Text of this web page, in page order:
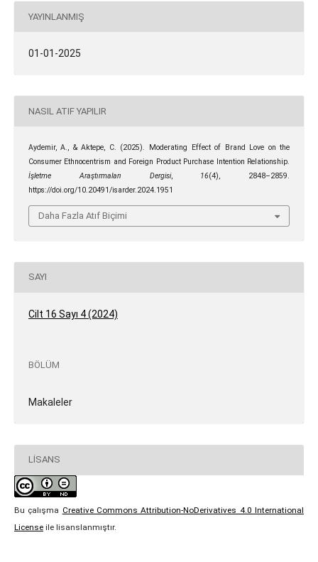
YAYINLANMIŞ
01-01-2025
NASIL ATIF YAPILIR
Aydemir, A., & Aktepe, C. (2025). Moderating Effect of Brand Love on the
Consumer Ethnocentrism and Foreign Product Purchase Intention Relationship.
İşletme Araştırmaları Dergisi, 16(4), 2848–2859.
https://doi.org/10.20491/isarder.2024.1951
Daha Fazla Atıf Biçimi
SAYI
Cilt 16 Sayı 4 (2024)
BÖLÜM
Makaleler
LISANS
Bu çalışma Creative Commons Attribution-NoDerivatives 4.0 International
Licenseile lisanslanmıştır.